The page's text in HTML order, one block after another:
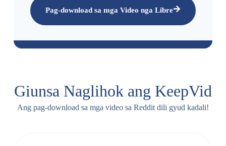
Pag-download sa mga Video nga Libre
Giunsa Naglihok ang KeepVid
Ang pag-download sa mga video sa Reddit dili gyud kadali!